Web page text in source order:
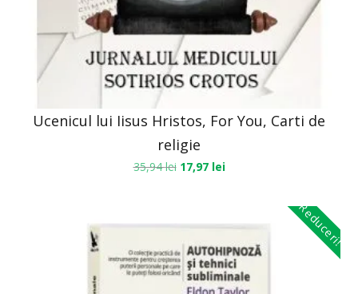
Ucenicul lui Iisus Hristos, For You, Carti de
religie
35,94lei 17,97 lei
Reduceri!